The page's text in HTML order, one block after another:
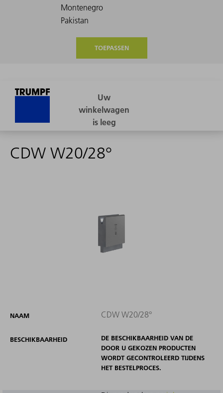
TOEPASSEN
CDW W20/28°
NAAM CDW W20/28°
BESCHIKBAARHEID
DE BESCHIKBAARHEID VAN DE
DOOR U GEKOZEN PRODUCTEN
WORDT GECONTROLEERD TIJDENS
HET BESTELPROCES.